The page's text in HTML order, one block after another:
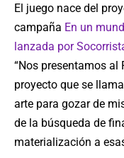
El juego nace del
campaña En un
lanzada por
“Nos presentamos al
proyecto que se
arte para gozar de
de la búsqueda de
materialización a